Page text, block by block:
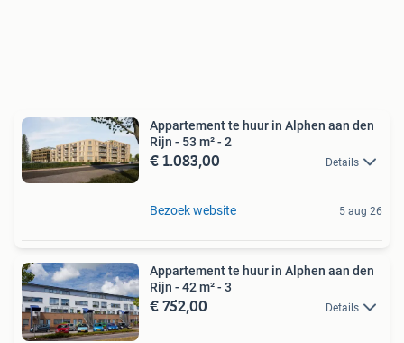
Appartement te huur in Alphen aan den
Rijn - 53 m² - 2
€ 1.083,00 Details
Bezoek website 5 aug 26
Appartement te huur in Alphen aan den
Rijn - 42 m² - 3
€ 752,00 Details